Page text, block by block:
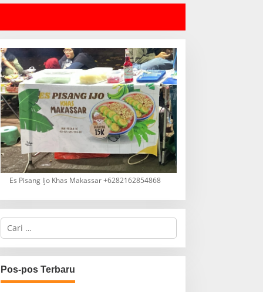
Es Pisang Ijo Khas Makassar +6282162854868
C
i
u
n
t
Pos-pos Terbaru